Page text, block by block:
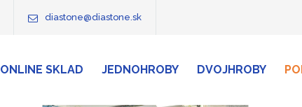
diastone@diastone.sk
ONLINE SKLAD JEDNOHROBY DVOJHROBY